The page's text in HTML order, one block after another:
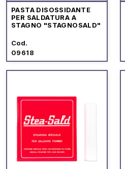
PASTA DISOSSIDANTE
PER SALDATURA A
STAGNO "STAGNOSALD"
Cod.
09618